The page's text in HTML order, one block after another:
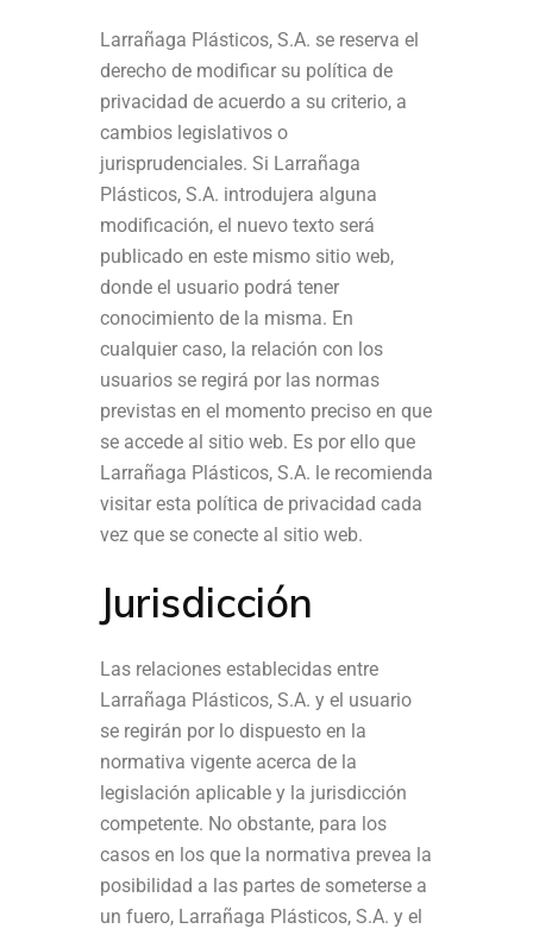
Larrañaga Plásticos, S.A. se reserva el
derecho de modificar su política de
privacidad de acuerdo a su criterio, a
cambios legislativos o
jurisprudenciales. Si Larrañaga
Plásticos, S.A. introdujera alguna
modificación, el nuevo texto será
publicado en este mismo sitio web,
donde el usuario podrá tener
conocimiento de la misma. En
cualquier caso, la relación con los
usuarios se regirá por las normas
previstas en el momento preciso en que
se accede al sitio web. Es por ello que
Larrañaga Plásticos, S.A. le recomienda
visitar esta política de privacidad cada
vez que se conecte al sitio web.
Jurisdicción
Las relaciones establecidas entre
Larrañaga Plásticos, S.A. y el usuario
se regirán por lo dispuesto en la
normativa vigente acerca de la
legislación aplicable y la jurisdicción
competente. No obstante, para los
casos en los que la normativa prevea la
posibilidad a las partes de someterse a
un fuero, Larrañaga Plásticos, S.A. y el